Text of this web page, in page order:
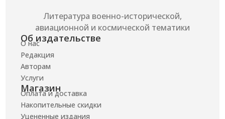
Литература военно-исторической,
авиационной и космической тематики
Об издательстве
О нас
Редакция
Авторам
Услуги
Магазин
Оплата и доставка
Накопительные скидки
Уцененные издания